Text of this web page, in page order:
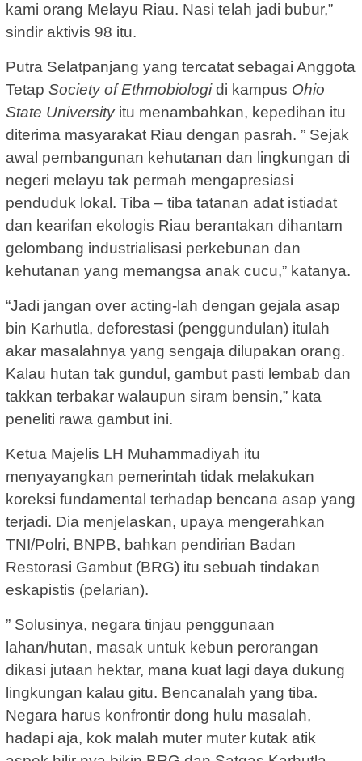
kami orang Melayu Riau. Nasi telah jadi bubur,”
sindir aktivis 98 itu.
Putra Selatpanjang yang tercatat sebagai Anggota
Tetap Society of Ethmobiologidi kampus Ohio
State Universityitu menambahkan, kepedihan itu
diterima masyarakat Riau dengan pasrah. ” Sejak
awal pembangunan kehutanan dan lingkungan di
negeri melayu tak permah mengapresiasi
penduduk lokal. Tiba – tiba tatanan adat istiadat
dan kearifan ekologis Riau berantakan dihantam
gelombang industrialisasi perkebunan dan
kehutanan yang memangsa anak cucu,” katanya.
“Jadi jangan over acting-lah dengan gejala asap
bin Karhutla, deforestasi (penggundulan) itulah
akar masalahnya yang sengaja dilupakan orang.
Kalau hutan tak gundul, gambut pasti lembab dan
takkan terbakar walaupun siram bensin,” kata
peneliti rawa gambut ini.
Ketua Majelis LH Muhammadiyah itu
menyayangkan pemerintah tidak melakukan
koreksi fundamental terhadap bencana asap yang
terjadi. Dia menjelaskan, upaya mengerahkan
TNI/Polri, BNPB, bahkan pendirian Badan
Restorasi Gambut (BRG) itu sebuah tindakan
eskapistis (pelarian).
” Solusinya, negara tinjau penggunaan
lahan/hutan, masak untuk kebun perorangan
dikasi jutaan hektar, mana kuat lagi daya dukung
lingkungan kalau gitu. Bencanalah yang tiba.
Negara harus konfrontir dong hulu masalah,
hadapi aja, kok malah muter muter kutak atik